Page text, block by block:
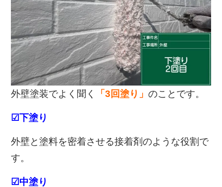
外壁塗装でよく聞く 「3回塗り」のことです。
☑下塗り
外壁と塗料を密着させる接着剤のような役割で
す。
☑中塗り